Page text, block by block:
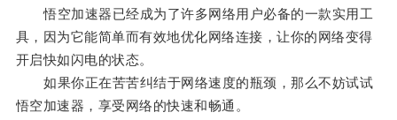
悟空加速器已经成为了许多网络用户必备的一款实用工
具，因为它能简单而有效地优化网络连接，让你的网络变得
开启快如闪电的状态。
如果你正在苦苦纠结于网络速度的瓶颈，那么不妨试试
悟空加速器，享受网络的快速和畅通。